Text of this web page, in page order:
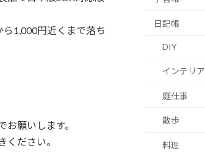
1,000円近くまで落ち
願いします。
ださい。
日記帳
DIY
インテリア
庭仕事
散歩
料理